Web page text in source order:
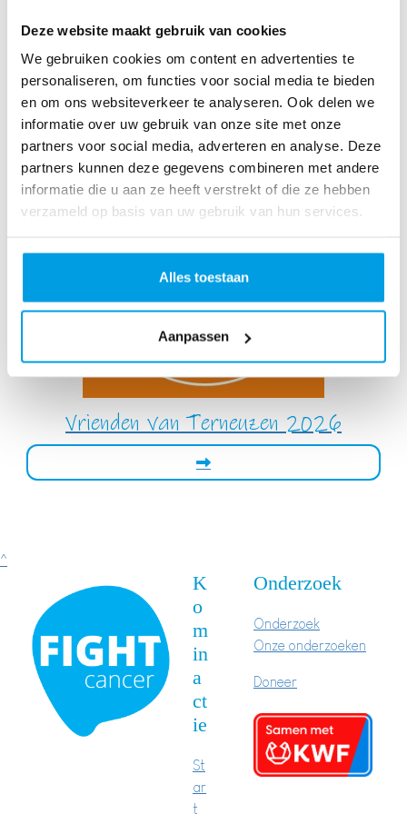
Deze website maakt gebruik van cookies
We gebruiken cookies om content en advertenties te
personaliseren, om functies voor social media te bieden
en om ons websiteverkeer te analyseren. Ook delen we
informatie over uw gebruik van onze site met onze
partners voor social media, adverteren en analyse. Deze
partners kunnen deze gegevens combineren met andere
informatie die u aan ze heeft verstrekt of die ze hebben
verzameld op basis van uw gebruik van hun services.
Alles toestaan
Aanpassen
Annick Pettinga
Vrienden van Terneuzen 2026
^
K
o
m
in
a
ct
ie
St
ar
t
Onderzoek
Onderzoek
Onze onderzoeken
Doneer